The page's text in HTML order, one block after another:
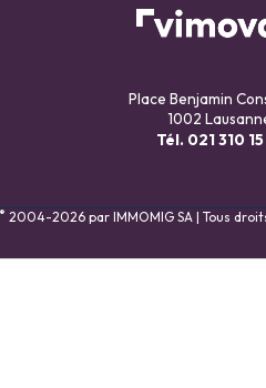
Place Benjamin
1002
Tél. 021 310 15
® 2004-2026 par IMMOMIG SA | Tous